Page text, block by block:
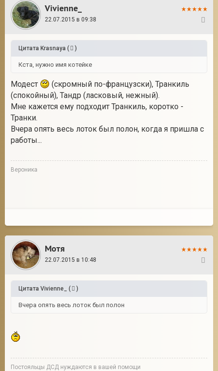
Vivienne_
22.07.2015 в 09:38
Цитата Krasnaya ( )
Кста, нужно имя котейке
Модест
(скромный по-французски), Транкиль
(спокойный), Тандр (ласковый, нежный).
Мне кажется ему подходит Транкиль, коротко -
Транки.
Вчера опять весь лоток был полон, когда я пришла с
работы...
Вероника
Мотя
22.07.2015 в 10:48
Цитата Vivienne_ ( )
Вчера опять весь лоток был полон
Постояльцы ДСД нуждаются в вашей помощи